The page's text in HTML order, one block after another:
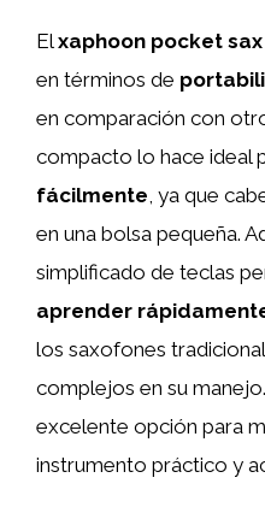
Elxaphoon pocket sax
en términos de
en comparación con
compacto lo hace ideal
fácilmente, ya que
en una bolsa pequeña.
simplificado de teclas
aprender
los saxofones
complejos en su
excelente opción para
instrumento práctico y